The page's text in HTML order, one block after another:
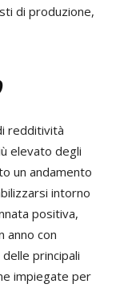
di produzione,
redditività
elevato degli
un andamento
intorno
positiva,
anno con
principali
impiegate per